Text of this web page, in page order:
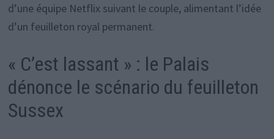
d’une équipe Netflix suivant le couple, alimentant l’idée
d’un feuilleton royal permanent.
« C’est lassant » : le Palais
dénonce le scénario du feuilleton
Sussex